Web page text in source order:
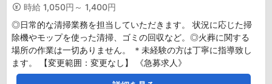
時給 1,050円～ 1,400円
◎日常的な清掃業務を担当していただきます。 状況に応じた掃
除機やモップを使った清掃、ゴミの回収など。◎火葬に関する
場所の作業は一切ありません。 ＊未経験の方は丁寧に指導致し
ます。 【変更範囲：変更なし】 《急募求人》